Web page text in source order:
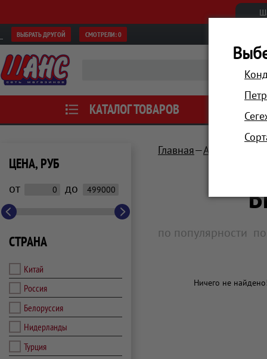
ВЫБРАТЬ ДРУГОЙ СМОТРЕЛИ:0
КАТАЛОГ ТОВАРОВ АКЦИИ
ЦЕНА, РУБ
от до
СТРАНА
Китай
Россия
Белоруссия
Нидерланды
Турция
Главная Аксессуары
по популярности
Ничего не